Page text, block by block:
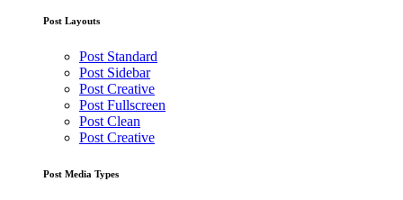
Post Layouts
Post Standard
Post Sidebar
Post Creative
Post Fullscreen
Post Clean
Post Creative
Post Media Types